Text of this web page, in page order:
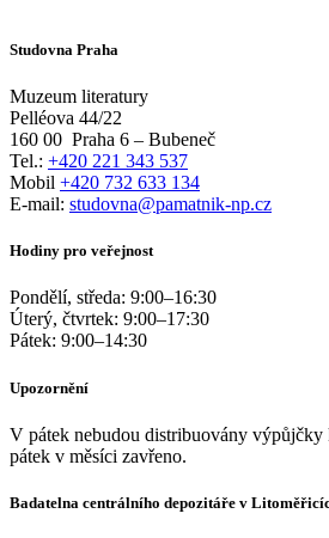
Studovna Praha
Muzeum literatury
Pelléova 44/22
160 00 Praha 6 – Bubeneč
Tel.: +420 221 343 537
Mobil +420 732 633 134
E-mail: studovna@pamatnik-np.cz
Hodiny pro veřejnost
Pondělí, středa: 9:00–16:30
Úterý, čtvrtek: 9:00–17:30
Pátek: 9:00–14:30
Upozornění
V pátek nebudou distribuovány výpůjčky
pátek v měsíci zavřeno.
Badatelna centrálního depozitáře v